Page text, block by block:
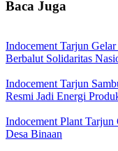
Baca Juga
Indocement Tarjun
Berbalut Solidaritas
Indocement Tarjun
Resmi Jadi Energi
Indocement Plant
Desa Binaan